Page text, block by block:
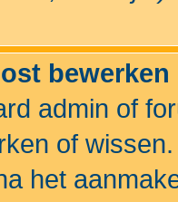
admin of
of
het